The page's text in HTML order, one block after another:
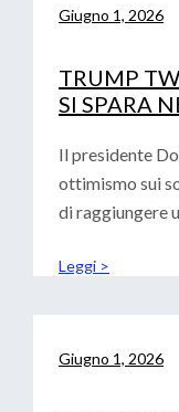
Giugno 1, 2026
TRUMP
SI SPARA
DI WARSH
Il presidente
ottimismo sui
di raggiungere
Leggi >
Giugno 1, 2026